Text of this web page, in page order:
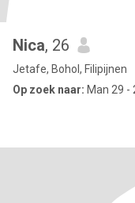
Nica, 26
Jetafe, Bohol, Filipijnen
Op zoek naar: Man 29 -